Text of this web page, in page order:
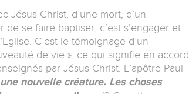
Jésus-Christ, d’une mort, d’un
se faire baptiser, c’est s’engager et
C’est le témoignage d’un
de vie », ce qui signifie en accord
par Jésus-Christ. L’apôtre Paul
nouvelle créature. Les choses